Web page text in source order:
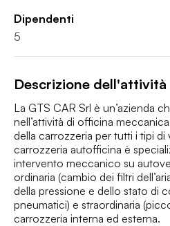
Dipendenti
5
Descrizione dell'attività
La GTS CAR Srl è un’azienda
nell’attività di officina
della carrozzeria per tutti i tipi di
carrozzeria autofficina è
intervento meccanico su
ordinaria (cambio dei filtri
della pressione e dello stato di
pneumatici) e straordinaria
carrozzeria interna ed esterna.